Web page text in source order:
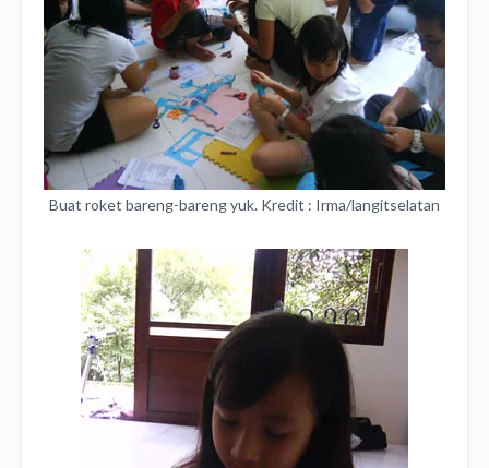
Buat roket bareng-bareng yuk. Kredit : Irma/langitselatan